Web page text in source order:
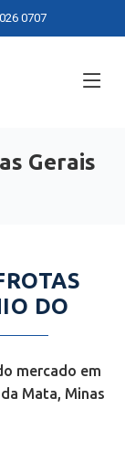
0707
Gerais
DO
mercado em
Mata, Minas